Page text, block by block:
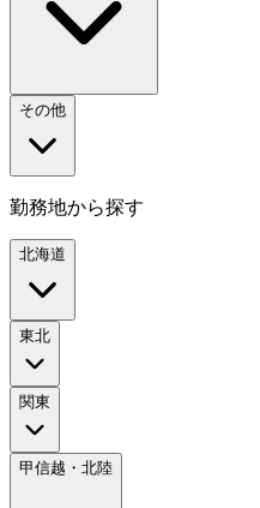
その他
勤務地から探す
北海道
東北
関東
甲信越・北陸